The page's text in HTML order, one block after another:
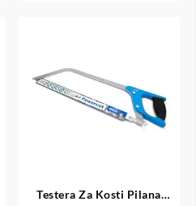
Testera Za Kosti Pilana